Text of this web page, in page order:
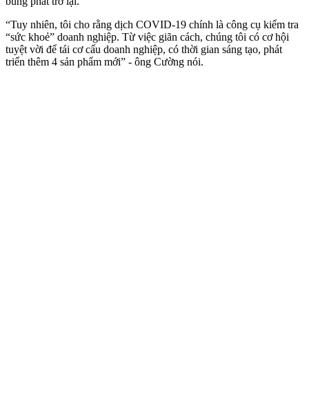
“Tuy nhiên, tôi cho rằng dịch COVID-19 chính là công cụ kiểm tra
“sức khoẻ” doanh nghiệp. Từ việc giãn cách, chúng tôi có cơ hội
tuyệt vời để tái cơ cấu doanh nghiệp, có thời gian sáng tạo, phát
triển thêm 4 sản phẩm mới” - ông Cường nói.